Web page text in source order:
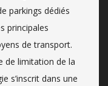
parkings dédiés
principales
de transport.
de limitation de la
s’inscrit dans une